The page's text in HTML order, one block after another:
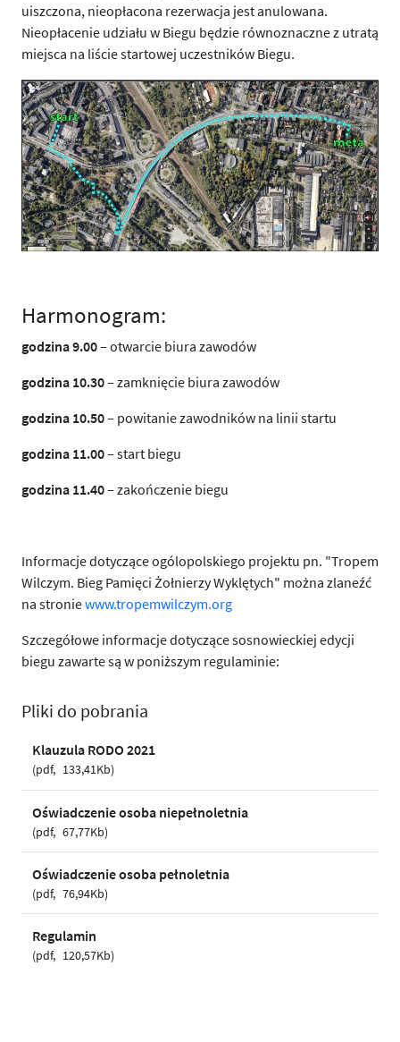
uiszczona, nieopłacona rezerwacja jest anulowana.
Nieopłacenie udziału w Biegu będzie równoznaczne z utratą
miejsca na liście startowej uczestników Biegu.
Harmonogram:
godzina 9.00– otwarcie biura zawodów
godzina 10.30– zamknięcie biura zawodów
godzina 10.50– powitanie zawodników na linii startu
godzina 11.00– start biegu
godzina 11.40– zakończenie biegu
Informacje dotyczące ogólopolskiego projektu pn. "Tropem
Wilczym. Bieg Pamięci Żołnierzy Wyklętych" można zlaneźć
na stroniewww.tropemwilczym.org
Szczegółowe informacje dotyczące sosnowieckiej edycji
biegu zawarte są w poniższym regulaminie:
Pliki do pobrania
Klauzula RODO 2021
pdf 133,41Kb
Oświadczenie osoba niepełnoletnia
pdf 67,77Kb
Oświadczenie osoba pełnoletnia
pdf 76,94Kb
Regulamin
pdf 120,57Kb